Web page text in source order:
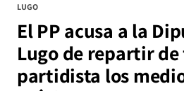
LUGO
El PP acusa a la
Lugo de repartir
partidista los